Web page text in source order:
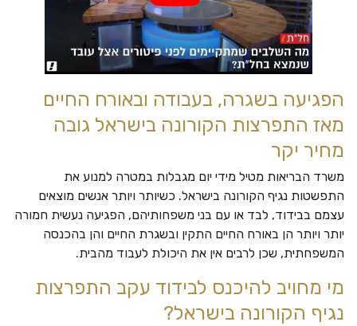
הפגיעה בשגרה, בעבודה ובאורח החיים
מאז התפרצות הקורונה בישראל גובה
מחיר יקר
משרד הבריאות מטיל מידי יום מגבלות במטרה למנוע את
התפשטות נגיף הקורונה בישראל. כשיותר ויותר אנשים מוצאים
עצמם בבידוד, לבד או עם בני משפחותיהם, הפגיעה נעשית חמורה
יותר ויותר הן באורח החיים התקין ובשגרת החיים והן בהכנסה
המשפחתית, שכן לרבים אין את היכולת לעבוד מהבית.
מי מחויב להיכנס לבידוד עקב התפרצות
נגיף הקורונה בישראל?